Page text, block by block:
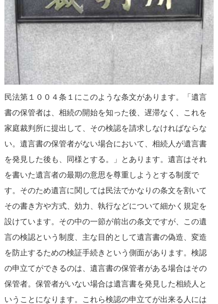
民法第１００４条１にこのような条文があります。「遺言
書の保管者は、相続の開始を知った後、遅滞なく、これを
家庭裁判所に提出して、その検認を請求しなければならな
い。遺言書の保管者がない場合において、相続人が遺言書
を発見した後も、同様とする。」とあります。遺言はそれ
を書いた遺言者の最期の意思を尊重しようとする制度で
す。そのため遺言に関しては民法でかなりの条文を割いて
その書き方や方式、効力、執行などについて細かく規定を
設けています。その中の一節が前出の条文ですが、この遺
言の検認という制度、主な目的として遺言書の偽造、変造
を防止するための検証手続きという側面があります。検認
の申立てができるのは、遺言書の保管者がある場合はその
保管者。保管者がいない場合は遺言書を発見した相続人と
いうことになります。これら検認の申立てが出来る人には